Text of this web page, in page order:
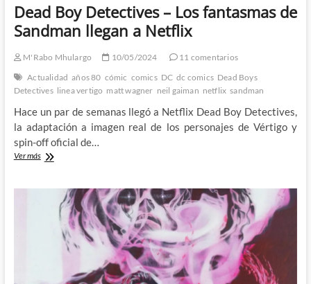
Dead Boy Detectives – Los fantasmas de
Sandman llegan a Netflix
M'Rabo Mhulargo 10/05/2024
11 comentarios
Actualidad años 80 cómic comics DC dc comics Dead Boys
Detectives linea vertigo matt wagner neil gaiman netflix sandman
Hace un par de semanas llegó a Netflix Dead Boy Detectives,
la adaptación a imagen real de los personajes de Vértigo y
spin-off oficial de…
Ver másDead
–
fantasmas
Sandman